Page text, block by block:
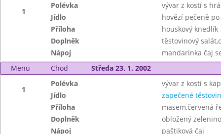
1
Polévka
vývar z kostí s
Jídlo
hovězí pečeně
Příloha
houskový knedlík
Doplněk
těstovinový
Nápoj
mandarinka čaj
Menu
Chod Středa 23. 1. 2002
1
Polévka
vývar z kostí s
Jídlo
zapečené
Příloha
masem,červená
Doplněk
obložený
Nápoj
paštiková čaj